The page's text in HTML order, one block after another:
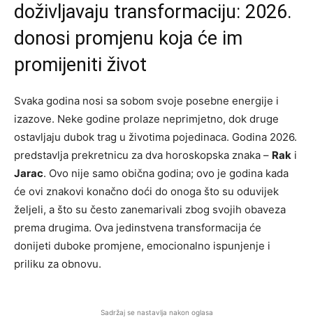
doživljavaju transformaciju: 2026.
donosi promjenu koja će im
promijeniti život
Svaka godina nosi sa sobom svoje posebne energije i
izazove. Neke godine prolaze neprimjetno, dok druge
ostavljaju dubok trag u životima pojedinaca. Godina 2026.
predstavlja prekretnicu za dva horoskopska znaka – Rak i
Jarac. Ovo nije samo obična godina; ovo je godina kada
će ovi znakovi konačno doći do onoga što su oduvijek
željeli, a što su često zanemarivali zbog svojih obaveza
prema drugima. Ova jedinstvena transformacija će
donijeti duboke promjene, emocionalno ispunjenje i
priliku za obnovu.
Sadržaj se nastavlja nakon oglasa